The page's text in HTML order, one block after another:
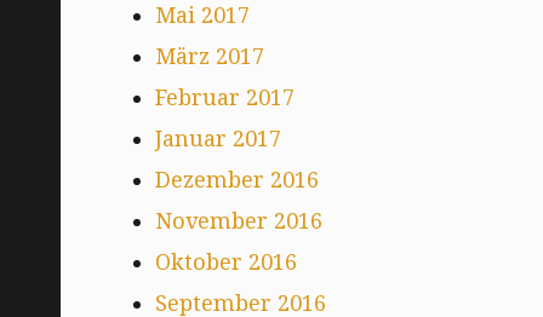
Mai 2017
März 2017
Februar 2017
Januar 2017
Dezember 2016
November 2016
Oktober 2016
September 2016